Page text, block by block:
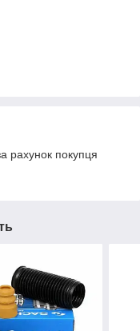
рахунок покупця